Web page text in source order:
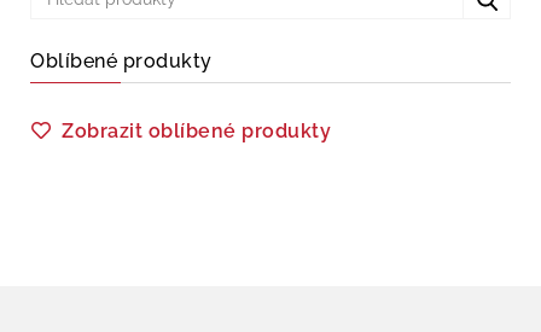
Oblíbené produkty
Zobrazit oblíbené produkty